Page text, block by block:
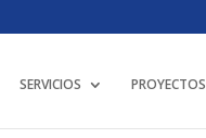
SERVICIOS PROYECTOS